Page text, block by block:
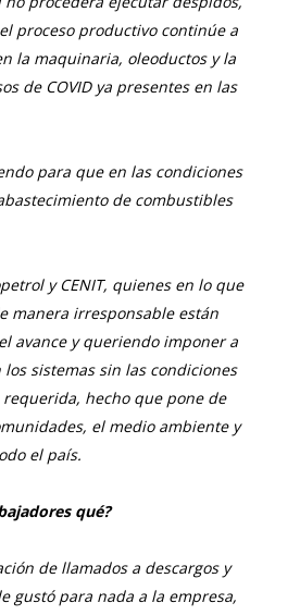
proceso productivo continúe a
la maquinaria, oleoductos y la
de COVID ya presentes en las
para que en las condiciones
de combustibles
y CENIT, quienes en lo que
manera irresponsable están
avance y queriendo imponer a
sistemas sin las condiciones
hecho que pone de
el medio ambiente y
el país.
qué?
de llamados a descargos y
gustó para nada a la empresa,